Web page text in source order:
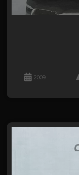
2009